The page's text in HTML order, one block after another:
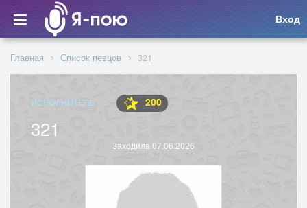
Вход
Главная Список певцов 321
ИСПОЛНИТЕЛЬ 200
321
Заходила 07.06.2026